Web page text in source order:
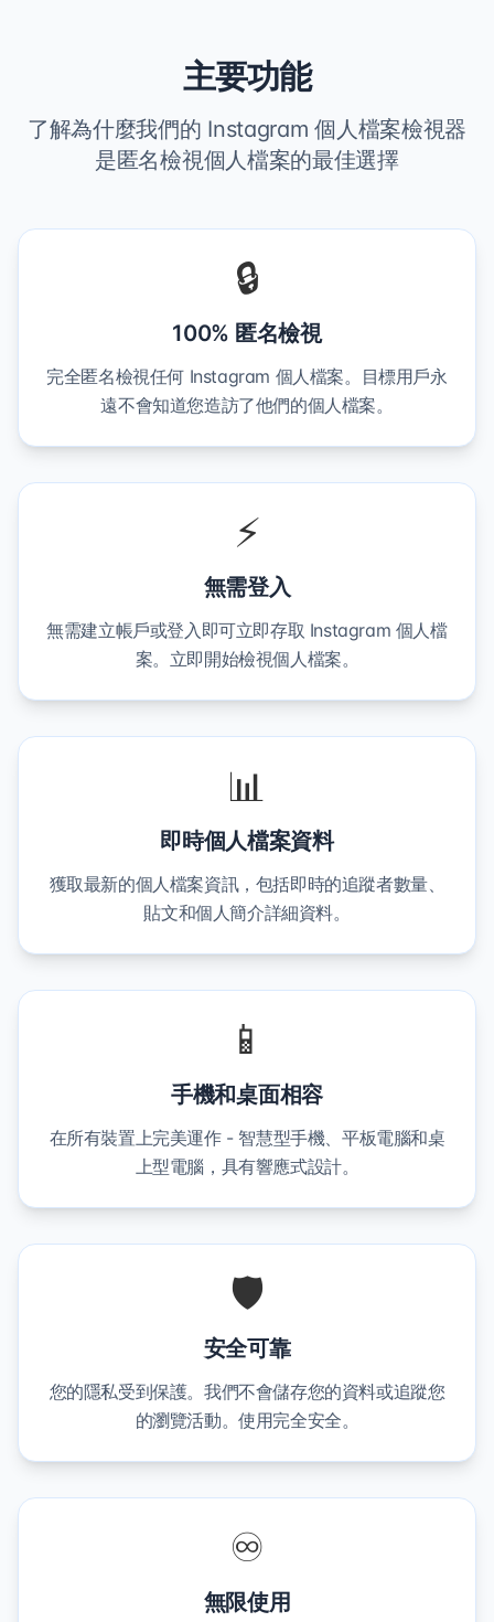
主要功能
了解為什麼我們的 Instagram 個人檔案檢視器
是匿名檢視個人檔案的最佳選擇
🔒
100% 匿名檢視
完全匿名檢視任何 Instagram 個人檔案。目標用戶永
遠不會知道您造訪了他們的個人檔案。
⚡
無需登入
無需建立帳戶或登入即可立即存取 Instagram 個人檔
案。立即開始檢視個人檔案。
📊
即時個人檔案資料
獲取最新的個人檔案資訊，包括即時的追蹤者數量、
貼文和個人簡介詳細資料。
📱
手機和桌面相容
在所有裝置上完美運作 - 智慧型手機、平板電腦和桌
上型電腦，具有響應式設計。
🛡️
安全可靠
您的隱私受到保護。我們不會儲存您的資料或追蹤您
的瀏覽活動。使用完全安全。
♾️
無限使用